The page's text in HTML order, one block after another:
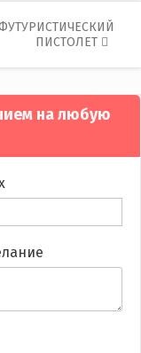
ПИСТОЛЕТ
на любую